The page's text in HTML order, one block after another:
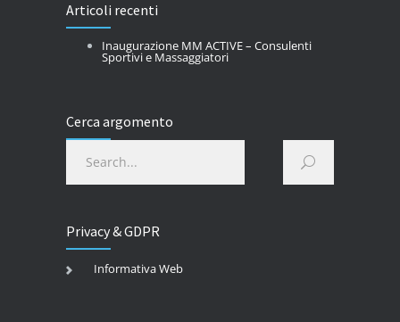
Articoli recenti
Inaugurazione MM ACTIVE – Consulenti
Sportivi e Massaggiatori
Cerca argomento
Privacy & GDPR
Informativa Web